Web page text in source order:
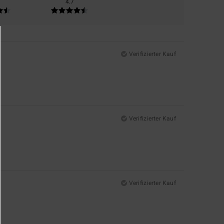
Verifizierter Kauf
Verifizierter Kauf
Verifizierter Kauf